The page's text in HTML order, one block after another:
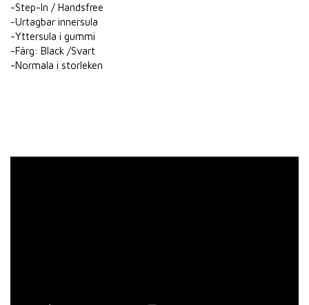
-Step-In / Handsfree
-Urtagbar innersula
-Yttersula i gummi
-Färg: Black /Svart
-Normala i storleken